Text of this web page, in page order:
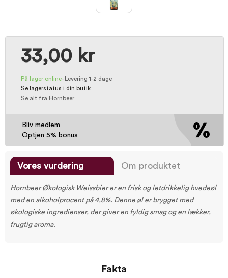
33,00 kr
På lager online-
Levering 1-2 dage
Se lagerstatus i din butik
Se alt fra Hornbeer
Bliv medlem
Optjen 5% bonus
Vores vurdering Om produktet
Hornbeer Økologisk Weissbier er en frisk og letdrikkelig hvedeøl
med en alkoholprocent på 4,8%. Denne øl er brygget med
økologiske ingredienser, der giver en fyldig smag og en lækker,
frugtig aroma.
Fakta